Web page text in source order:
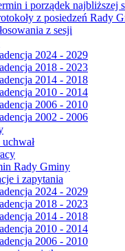
i porządek najbliższej
z posiedzeń Rady
z sesji
2024 - 2029
2018 - 2023
2014 - 2018
2010 - 2014
2006 - 2010
2002 - 2006
Rady Gminy
i zapytania
2024 - 2029
2018 - 2023
2014 - 2018
2010 - 2014
2006 - 2010